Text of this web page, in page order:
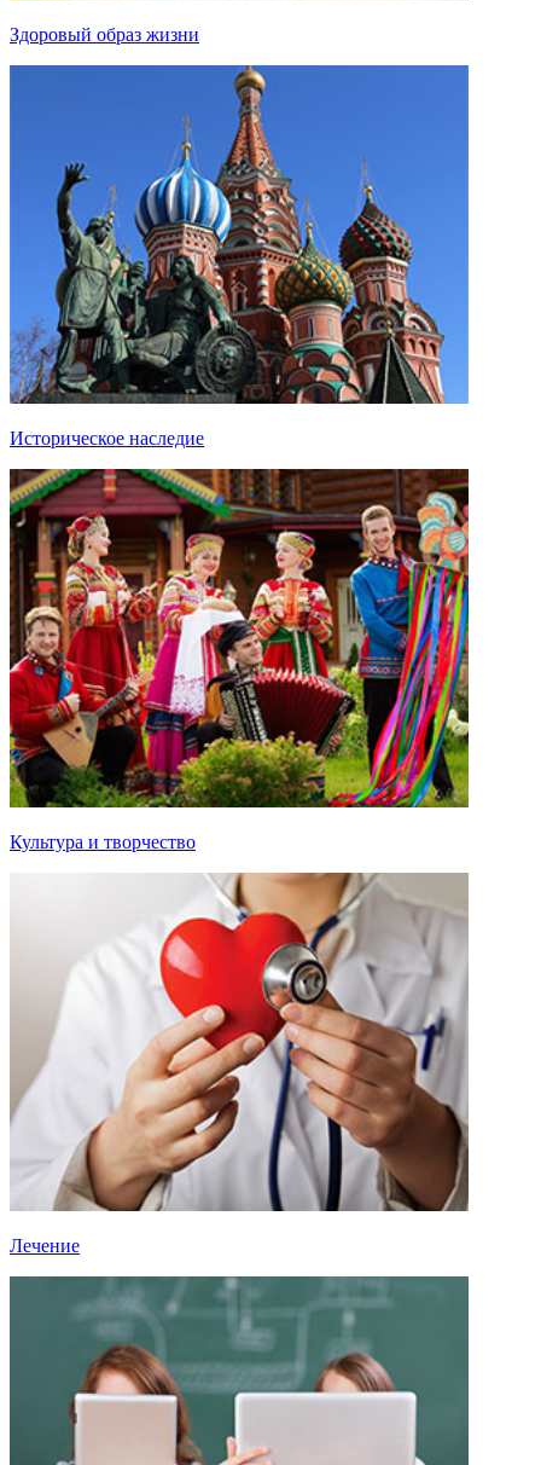
Здоровый образ жизни
Историческое наследие
Культура и творчество
Лечение